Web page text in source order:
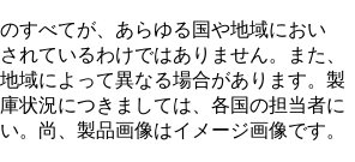
すべてが、あらゆる国や地域におい
れているわけではありません。また、
域によって異なる場合があります。製
状況につきましては、各国の担当者に
。尚、製品画像はイメージ画像です。